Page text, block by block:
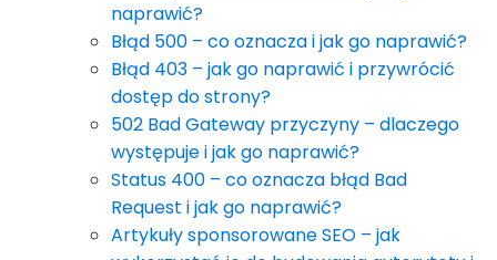
naprawić?
Błąd 500 – co oznacza i jak go naprawić?
Błąd 403 – jak go naprawić i przywrócić
dostęp do strony?
502 Bad Gateway przyczyny – dlaczego
występuje i jak go naprawić?
Status 400 – co oznacza błąd Bad
Request i jak go naprawić?
Artykuły sponsorowane SEO – jak